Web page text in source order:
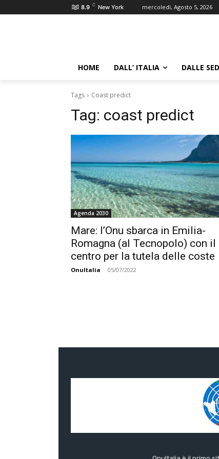
8.9 C New York mercoledì, Agosto 5, 2026
HOME DALL’ ITALIA DALLE
Tags Coast predict
Tag: coast predict
Agenda 2030
Mare: l’Onu sbarca in Emilia-
Romagna (al Tecnopolo) con il
centro per la tutela delle coste
OnuItalia - 05/07/2022